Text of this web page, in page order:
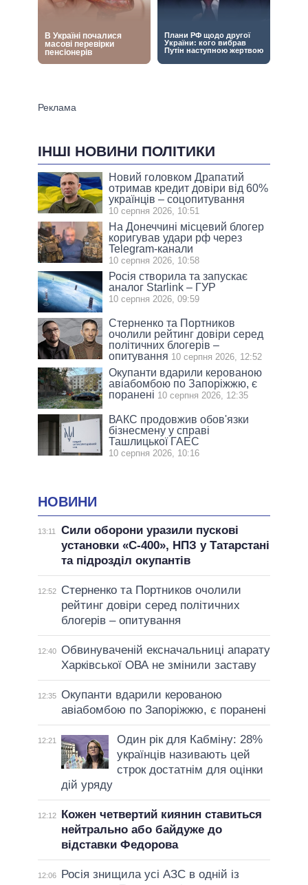
ІНШІ НОВИНИ ПОЛІТИКИ
Новий головком Драпатий
отримав кредит довіри від 60%
українців – соцопитування
10 серпня 2026, 10:51
На Донеччині місцевий блогер
коригував удари рф через
Telegram-канали
10 серпня 2026, 10:58
Росія створила та запускає
аналог Starlink – ГУР
10 серпня 2026, 09:59
Стерненко та Портников
очолили рейтинг довіри серед
політичних блогерів –
опитування 10 серпня 2026, 12:52
Окупанти вдарили керованою
авіабомбою по Запоріжжю, є
поранені 10 серпня 2026, 12:35
ВАКС продовжив обов'язки
бізнесмену у справі
Ташлицької ГАЕС
10 серпня 2026, 10:16
НОВИНИ
13:11
Сили оборони уразили пускові
установки «С-400», НПЗ у Татарстані
та підрозділ окупантів
12:52
Стерненко та Портников очолили
рейтинг довіри серед політичних
блогерів – опитування
12:40 Обвинуваченій ексначальниці апарату
Харківської ОВА не змінили заставу
12:35 Окупанти вдарили керованою
авіабомбою по Запоріжжю, є поранені
12:21
Один рік для Кабміну: 28%
українців називають цей
строк достатнім для оцінки
дій уряду
12:12
Кожен четвертий киянин ставиться
нейтрально або байдуже до
відставки Федорова
12:06
Росія знищила усі АЗС в одній із